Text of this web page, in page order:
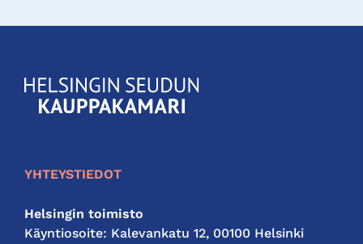
KauppakamariHelsingin
seudun
YHTEYSTIEDOT
Helsingin toimisto
Käyntiosoite: Kalevankatu 12, 00100 Helsinki